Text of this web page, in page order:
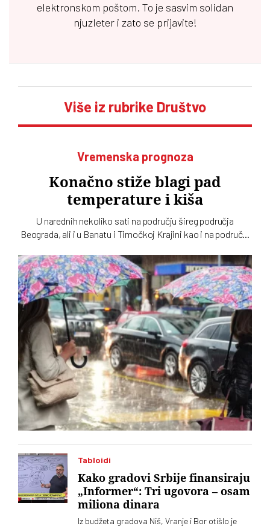
elektronskom poštom. To je sasvim solidan
njuzleter i zato se prijavite!
Više iz rubrike Društvo
Vremenska prognoza
Konačno stiže blagi pad
temperature i kiša
U narednih nekoliko sati na području šireg područja
Beograda, ali i u Banatu i Timočkoj Krajini kao i na području
predelima mogu se očekivati padavine, objavio je RHMZ
Tabloidi
Kako gradovi Srbije finansiraju
„Informer“: Tri ugovora – osam
miliona dinara
Iz budžeta gradova Niš, Vranje i Bor otišlo je